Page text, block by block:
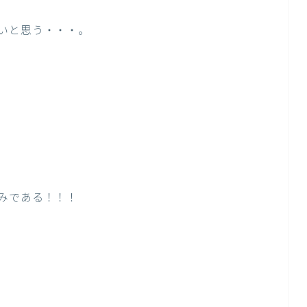
思う・・・。
である！！！